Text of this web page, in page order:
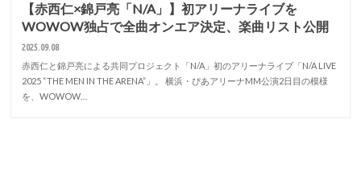
【赤西仁×錦戸亮「N/A」】初アリーナライブを
WOWOW独占で全曲オンエア決定、楽曲リスト公開
2025.09.08
赤西仁と錦戸亮による共同プロジェクト「N/A」初のアリーナライブ「N/A LIVE
2025 “THE MEN IN THE ARENA”」。 横浜・ぴあアリーナMM公演2日目の模様
を、WOWOW…